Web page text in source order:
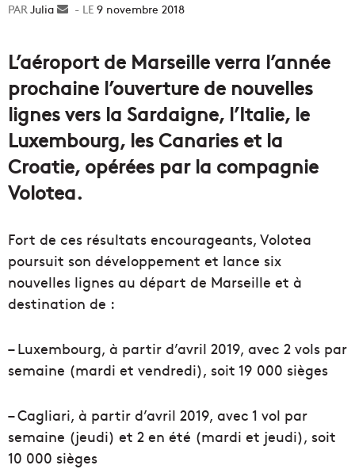
Julia
Envoyer9 novembre 2018
L’aéroport de Marseille verra l’année
prochaine l’ouverture de nouvelles
lignes vers la Sardaigne, l’Italie, le
Luxembourg, les Canaries et la
Croatie, opérées par la compagnie
Volotea.
Fort de ces résultats encourageants, Volotea
poursuit son développement et lance six
nouvelles lignes au départ de Marseille et à
destination de :
– Luxembourg, à partir d’avril 2019, avec 2 vols par
semaine (mardi et vendredi), soit 19 000 sièges
– Cagliari, à partir d’avril 2019, avec 1 vol par
semaine (jeudi) et 2 en été (mardi et jeudi), soit
10 000 sièges